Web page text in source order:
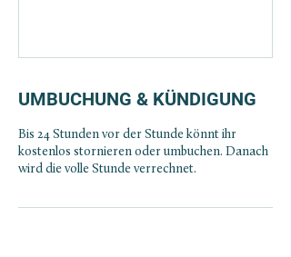
UMBUCHUNG & KÜNDIGUNG
Bis 24 Stunden vor der Stunde könnt ihr
kostenlos stornieren oder umbuchen. Danach
wird die volle Stunde verrechnet.